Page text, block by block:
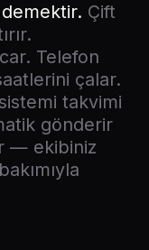
Çift
Telefon
çalar.
takvimi
gönderir
— ekibiniz